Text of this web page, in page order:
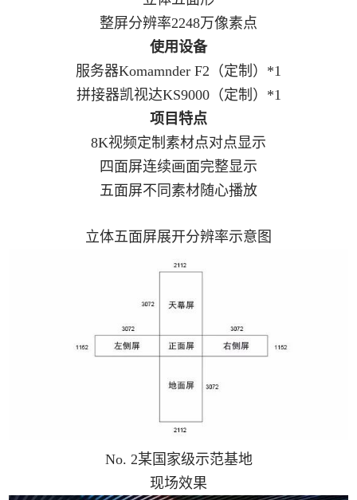
整屏分辨率2248万像素点
使用设备
服务器Komamnder F2（定制）*1
拼接器凯视达KS9000（定制）*1
项目特点
8K视频定制素材点对点显示
四面屏连续画面完整显示
五面屏不同素材随心播放
立体五面屏展开分辨率示意图
No. 2某国家级示范基地
现场效果